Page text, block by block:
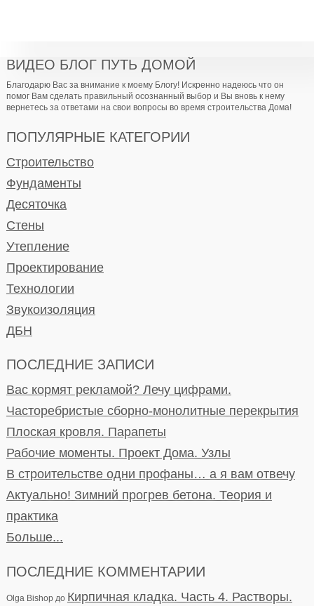
ВИДЕО БЛОГ ПУТЬ ДОМОЙ
Благодарю Вас за внимание к моему Блогу! Искренно надеюсь что он
помог Вам сделать правильный осознанный выбор и Вы вновь к нему
вернетесь за ответами на свои вопросы во время строительства Дома!
ПОПУЛЯРНЫЕ КАТЕГОРИИ
Строительство
Фундаменты
Десяточка
Стены
Утепление
Проектирование
Технологии
Звукоизоляция
ДБН
ПОСЛЕДНИЕ ЗАПИСИ
Вас кормят рекламой? Лечу цифрами.
Часторебристые сборно-монолитные перекрытия
Плоская кровля. Парапеты
Рабочие моменты. Проект Дома. Узлы
В строительстве одни профаны… а я вам отвечу
Актуально! Зимний прогрев бетона. Теория и
практика
Больше...
ПОСЛЕДНИЕ КОММЕНТАРИИ
Olga Bishopдо Кирпичная кладка. Часть 4. Растворы.